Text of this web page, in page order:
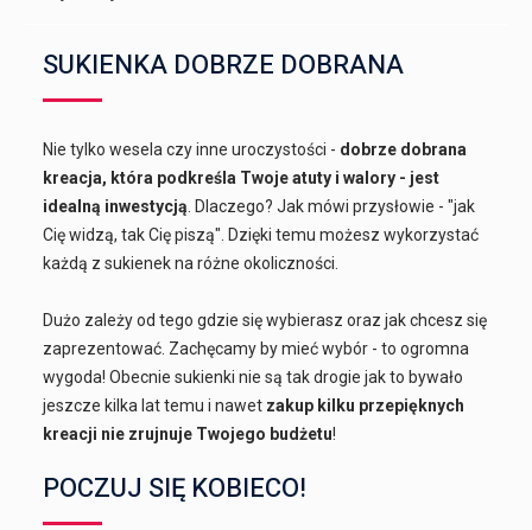
SUKIENKA DOBRZE DOBRANA
Nie tylko wesela czy inne uroczystości - dobrze dobrana
kreacja, która podkreśla Twoje atuty i walory - jest
idealną inwestycją . Dlaczego? Jak mówi przysłowie - "jak
Cię widzą, tak Cię piszą". Dzięki temu możesz wykorzystać
każdą z sukienek na różne okoliczności.
Dużo zależy od tego gdzie się wybierasz oraz jak chcesz się
zaprezentować. Zachęcamy by mieć wybór - to ogromna
wygoda! Obecnie sukienki nie są tak drogie jak to bywało
jeszcze kilka lat temu i nawet zakup kilku przepięknych
kreacji nie zrujnuje Twojego budżetu!
POCZUJ SIĘ KOBIECO!